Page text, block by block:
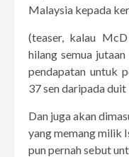
Malaysia kepada
(teaser, kalau
hilang semua
pendapatan untuk
37 sen daripada
Dan juga akan
yang memang milik
pun pernah sebut